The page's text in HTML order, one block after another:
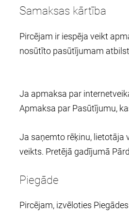
Samaksas kārtība
Pircējam ir iespēja veikt
nosūtīto pasūtījumam
Ja apmaksa par
Apmaksa par Pasūtījumu,
Ja saņemto rēķinu, lietotāja
veikts. Pretējā gadījumā
Piegāde
Pircējam, izvēloties